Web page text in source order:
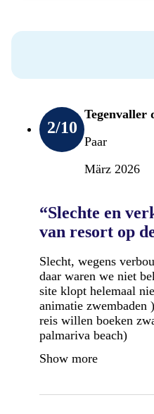
2/10
Tegenvaller
Paar
März 2026
“Slechte en
van resort op
Slecht, wegens
daar waren we niet
site klopt helemaal
animatie zwembaden
reis willen boeken
palmariva beach)
Show more